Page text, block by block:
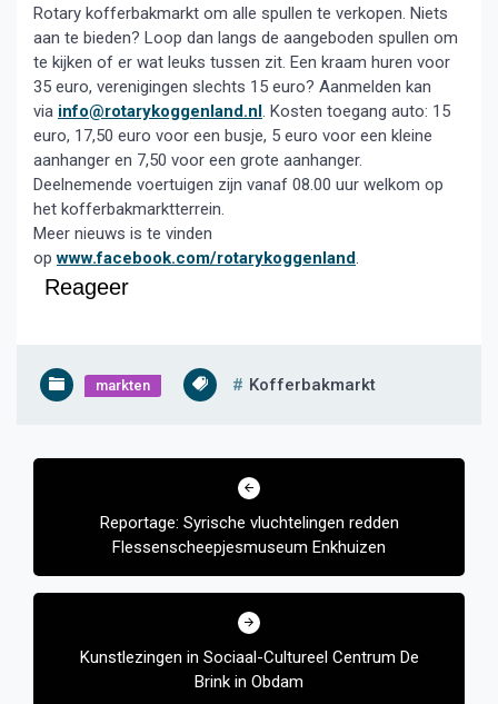
Rotary kofferbakmarkt om alle spullen te verkopen. Niets
aan te bieden? Loop dan langs de aangeboden spullen om
te kijken of er wat leuks tussen zit. Een kraam huren voor
35 euro, verenigingen slechts 15 euro? Aanmelden kan
via info@rotarykoggenland.nl. Kosten toegang auto: 15
euro, 17,50 euro voor een busje, 5 euro voor een kleine
aanhanger en 7,50 voor een grote aanhanger.
Deelnemende voertuigen zijn vanaf 08.00 uur welkom op
het kofferbakmarktterrein.
Meer nieuws is te vinden
opwww.facebook.com/rotarykoggenland.
Reageer
markten Kofferbakmarkt
Bericht
Reportage: Syrische vluchtelingen redden
Flessenscheepjesmuseum Enkhuizen
Kunstlezingen in Sociaal-Cultureel Centrum De
Brink in Obdam